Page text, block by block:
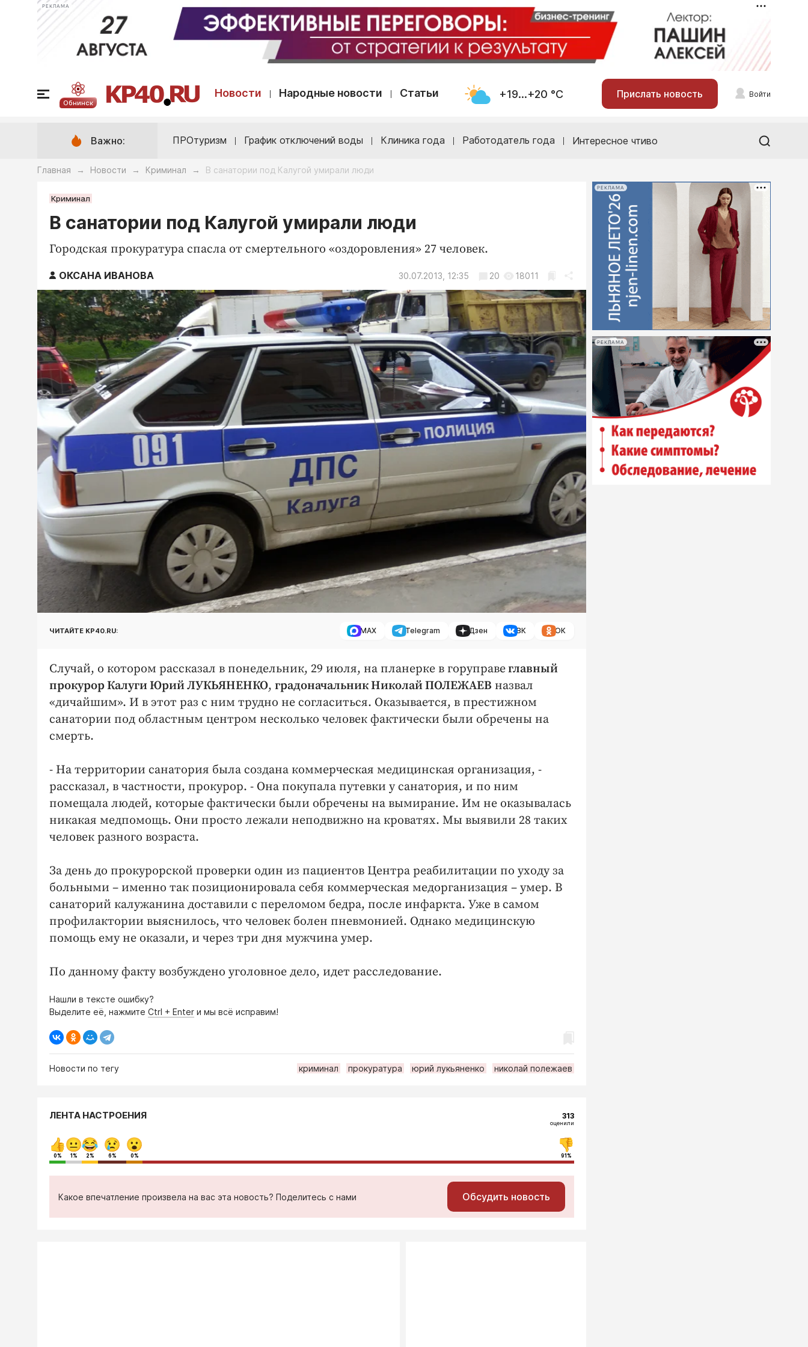
РЕКЛАМА
Обнинск
Новости Народные новости Статьи +19...+20 °С Прислать новость Войти
Важно: ПРОтуризм График отключений воды Клиника года Работодатель года Интересное чтиво
Главная → Новости → Криминал → В санатории под Калугой умирали люди
Криминал
В санатории под Калугой умирали люди
Городская прокуратура спасла от смертельного «оздоровления» 27 человек.
ОКСАНА ИВАНОВА 30.07.2013, 12:35 20 18011
ЧИТАЙТЕ KP40.RU: MAX Telegram Дзен ВК ОК
Случай, о котором рассказал в понедельник, 29 июля, на планерке в горуправеглавный
прокурор Калуги Юрий ЛУКЬЯНЕНКО, градоначальник Николай ПОЛЕЖАЕВ назвал
«дичайшим». И в этот раз с ним трудно не согласиться. Оказывается, в престижном
санатории под областным центром несколько человек фактически были обречены на
смерть.
- На территории санатория была создана коммерческая медицинская организация, -
рассказал, в частности, прокурор. - Она покупала путевки у санатория, и по ним
помещала людей, которые фактически были обречены на вымирание. Им не оказывалась
никакая медпомощь. Они просто лежали неподвижно на кроватях. Мы выявили 28 таких
человек разного возраста.
За день до прокурорской проверки один из пациентов Центра реабилитации по уходу за
больными – именно так позиционировала себя коммерческая медорганизация – умер. В
санаторий калужанина доставили с переломом бедра, после инфаркта. Уже в самом
профилактории выяснилось, что человек болен пневмонией. Однако медицинскую
помощь ему не оказали, и через три дня мужчина умер.
По данному факту возбуждено уголовное дело, идет расследование.
Нашли в тексте ошибку?
Выделите её, нажмите Ctrl + Enter и мы всё исправим!
Новости по тегу криминал прокуратура юрий лукьяненко николай полежаев
РЕКЛАМА
РЕКЛАМА
ЛЕНТА НАСТРОЕНИЯ 313
оценили
0% 1% 2% 6% 0% 91%
Какое впечатление произвела на вас эта новость? Поделитесь с нами Обсудить новость